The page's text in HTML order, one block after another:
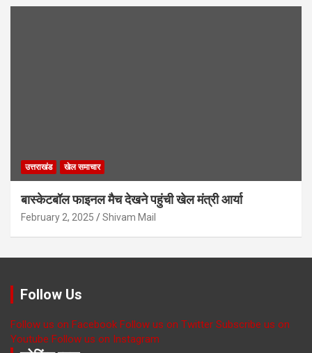
उत्तराखंड खेल समाचार
बास्केटबॉल फाइनल मैच देखने पहुंची खेल मंत्री आर्या
February 2, 2025 Shivam Mail
Follow Us
Follow us on Facebook Follow us on Twitter Subscribe us on
Youtube Follow us on Instagram